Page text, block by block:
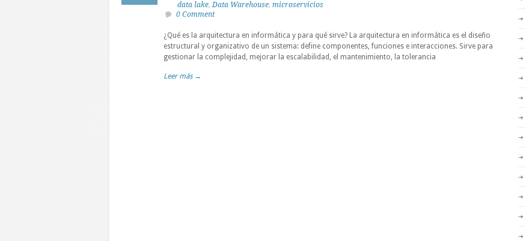
data lake,Data Warehouse, microservicios
0 Comment
¿Qué es la arquitectura en informática y para qué sirve? La arquitectura en informática es el diseño
estructural y organizativo de un sistema: define componentes, funciones e interacciones. Sirve para
gestionar la complejidad, mejorar la escalabilidad, el mantenimiento, la tolerancia
Leer más →